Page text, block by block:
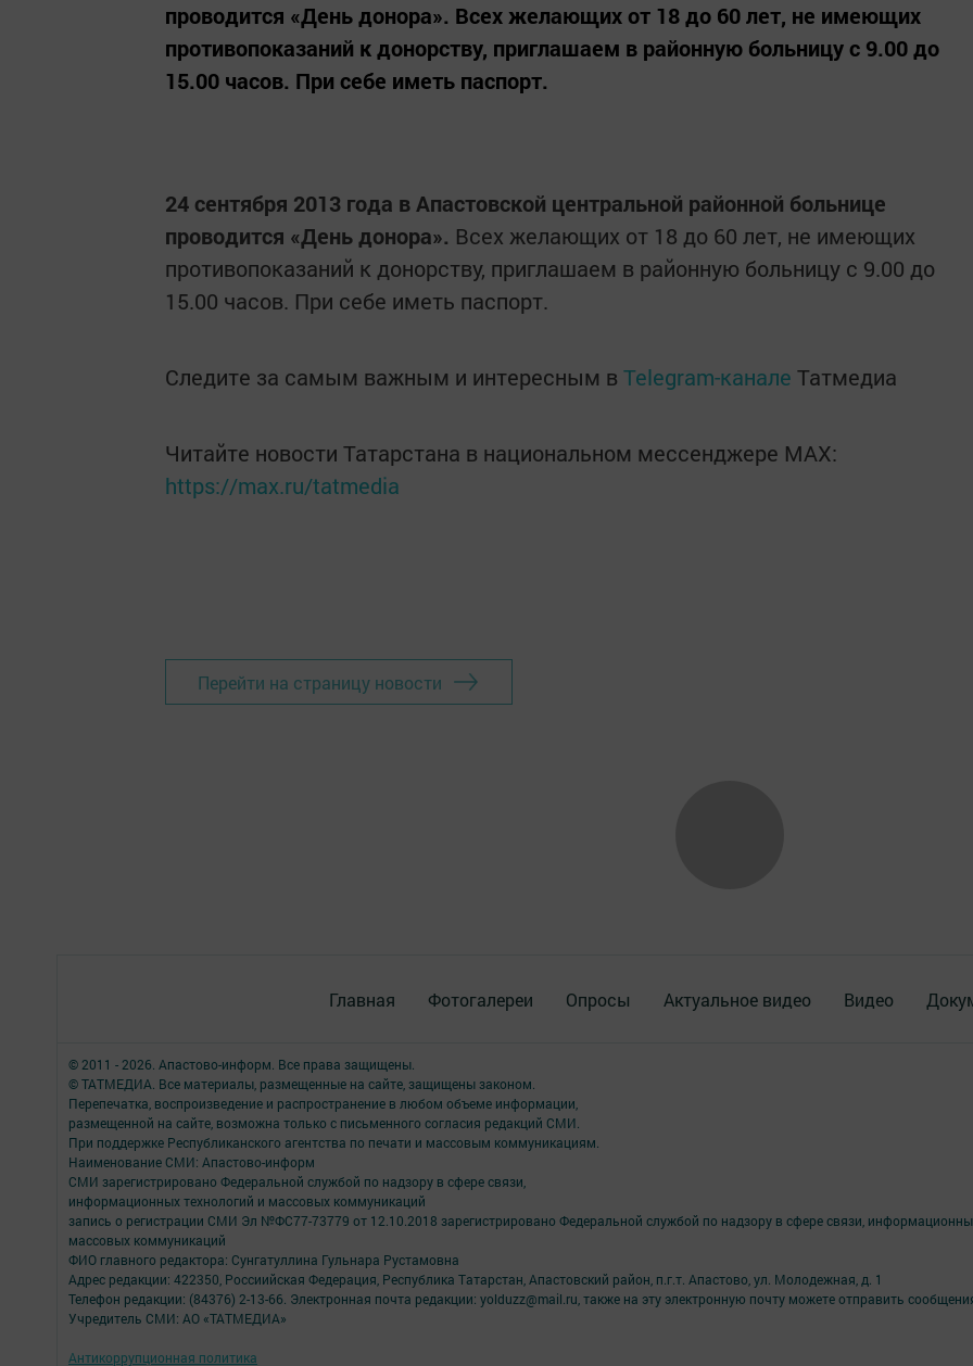
проводится «День донора». Всех желающих от 18 до 60 лет, не имеющих
противопоказаний к донорству, приглашаем в районную больницу с 9.00 до
15.00 часов. При себе иметь паспорт.
24 сентября 2013 года в Апастовской центральной районной больнице
проводится «День донора». Всех желающих от 18 до 60 лет, не имеющих
противопоказаний к донорству, приглашаем в районную больницу с 9.00 до
15.00 часов. При себе иметь паспорт.
Следите за самым важным и интересным в Telegram-канале Татмедиа
Читайте новости Татарстана в национальном мессенджере MАХ:
https://max.ru/tatmedia
Перейти на страницу новости
Главная Фотогалереи Опросы Актуальное видео Видео
© 2011 - 2026. Апастово-информ. Все права защищены.
© ТАТМЕДИА. Все материалы, размещенные на сайте, защищены законом.
Перепечатка, воспроизведение и распространение в любом объеме информации,
размещенной на сайте, возможна только с письменного согласия редакций СМИ.
При поддержке Республиканского агентства по печати и массовым коммуникациям.
Наименование СМИ: Апастово-информ
СМИ зарегистрировано Федеральной службой по надзору в сфере связи,
информационных технологий и массовых коммуникаций
запись о регистрации СМИ Эл №ФС77-73779 от 12.10.2018 зарегистрировано Федеральной службой по надзору в сфере связи,
массовых коммуникаций
ФИО главного редактора: Сунгатуллина Гульнара Рустамовна
Адрес редакции: 422350, Россиийская Федерация, Республика Татарстан, Апастовский район, п.г.т. Апастово, ул. Молодежная, д. 1
Телефон редакции: (84376) 2-13-66. Электронная почта редакции: yolduzz@mail.ru, также на эту электронную почту можете отправить
Учредитель СМИ: АО «ТАТМЕДИА»
Антикоррупционная политика